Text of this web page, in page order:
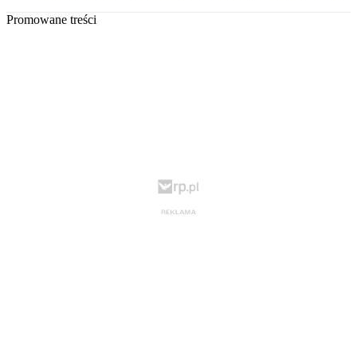
Promowane treści